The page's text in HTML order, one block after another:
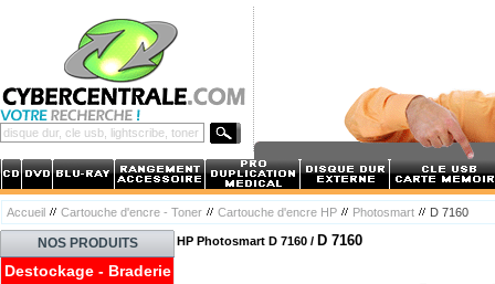
Accueil Cartouche d'encre - Toner Cartouche d'encre HP Photosmart D 7160
NOS PRODUITS
Destockage - Braderie
HP Photosmart D 7160 / D 7160